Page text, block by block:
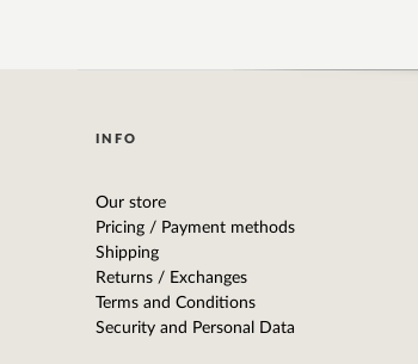
INFO
Our store
Pricing / Payment methods
Shipping
Returns / Exchanges
Terms and Conditions
Security and Personal Data